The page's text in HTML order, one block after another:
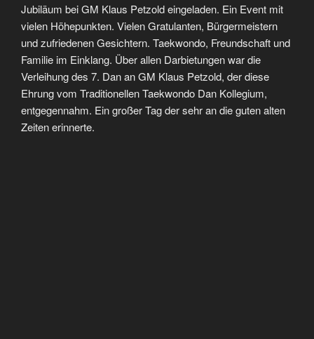
Jubiläum bei GM Klaus Petzold eingeladen. Ein Event mit
vielen Höhepunkten. Vielen Gratulanten, Bürgermeistern
und zufriedenen Gesichtern. Taekwondo, Freundschaft und
Familie im Einklang. Über allen Darbietungen war die
Verleihung des 7. Dan an GM Klaus Petzold, der diese
Ehrung vom Traditionellen Taekwondo Dan Kollegium,
entgegennahm. Ein großer Tag der sehr an die guten alten
Zeiten erinnerte.